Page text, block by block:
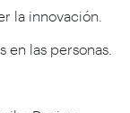
la innovación.
las personas.